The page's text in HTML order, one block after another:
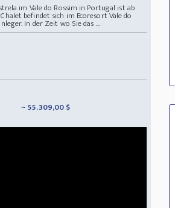
im Vale do Rossim in Portugal ist ab
befindet sich im Ecoresort Vale do
In der Zeit wo Sie das ...
~ 55.309,00 $